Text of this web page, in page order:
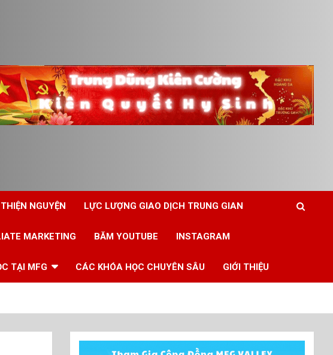
NGUYỆN LỰC LƯỢNG GIAO DỊCH TRUNG GIAN
MARKETING BĂM YOUTUBE INSTAGRAM
TẠI MFG CÁC KHÓA HỌC CHUYÊN SÂU GIỚI THIỆU